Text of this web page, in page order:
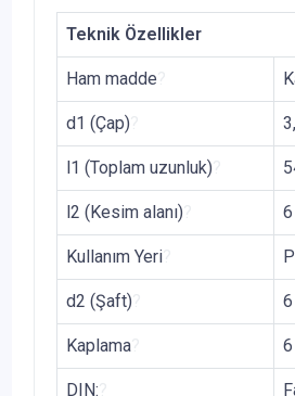
Teknik Özellikler
Ham madde
d1 (Çap)
l1 (Toplam uzunluk)
l2 (Kesim alanı)
Kullanım Yeri
d2 (Şaft)
Kaplama
DIN: